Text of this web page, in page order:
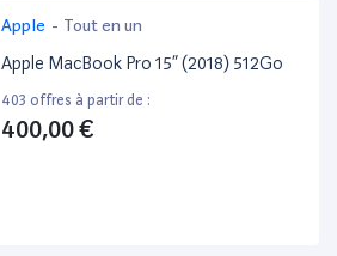
Apple - Tout en un
Apple MacBook Pro 15” (2018) 512Go
403 offres à partir de :
400,00 €